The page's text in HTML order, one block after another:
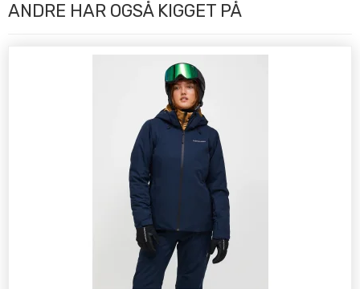
ANDRE HAR OGSÅ KIGGET PÅ